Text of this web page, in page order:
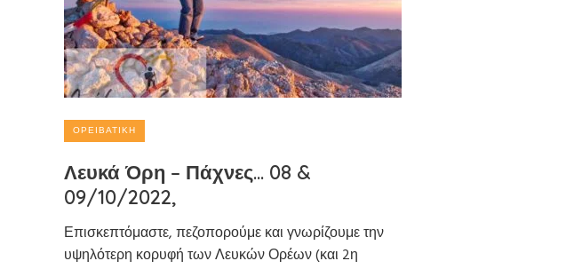
ΟΡΕΙΒΑΤΙΚΉ
Λευκά Όρη – Πάχνες… 08 &
09/10/2022,
Επισκεπτόμαστε, πεζοπορούμε και γνωρίζουμε την
υψηλότερη κορυφή των Λευκών Ορέων (και 2η